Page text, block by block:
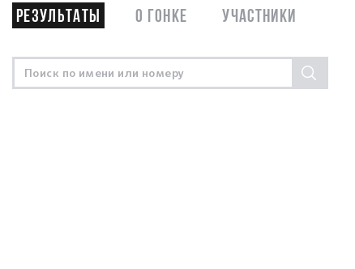
Результаты О гонке Участники